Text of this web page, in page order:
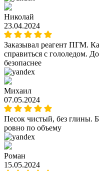
Николай
23.04.2024
Заказывал реагент ПГМ.
справиться с гололедом.
безопаснее
Михаил
07.05.2024
Песок чистый, без глины.
ровно по объему
Роман
15.05.2024